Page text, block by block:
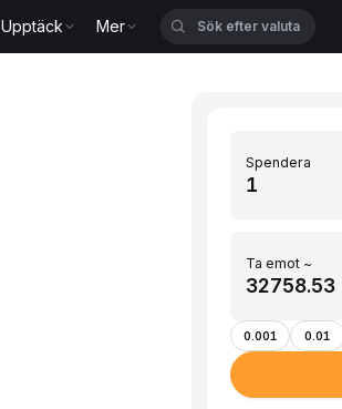
Upptäck Mer
Spendera
Ta emot ~
0.001 0.01